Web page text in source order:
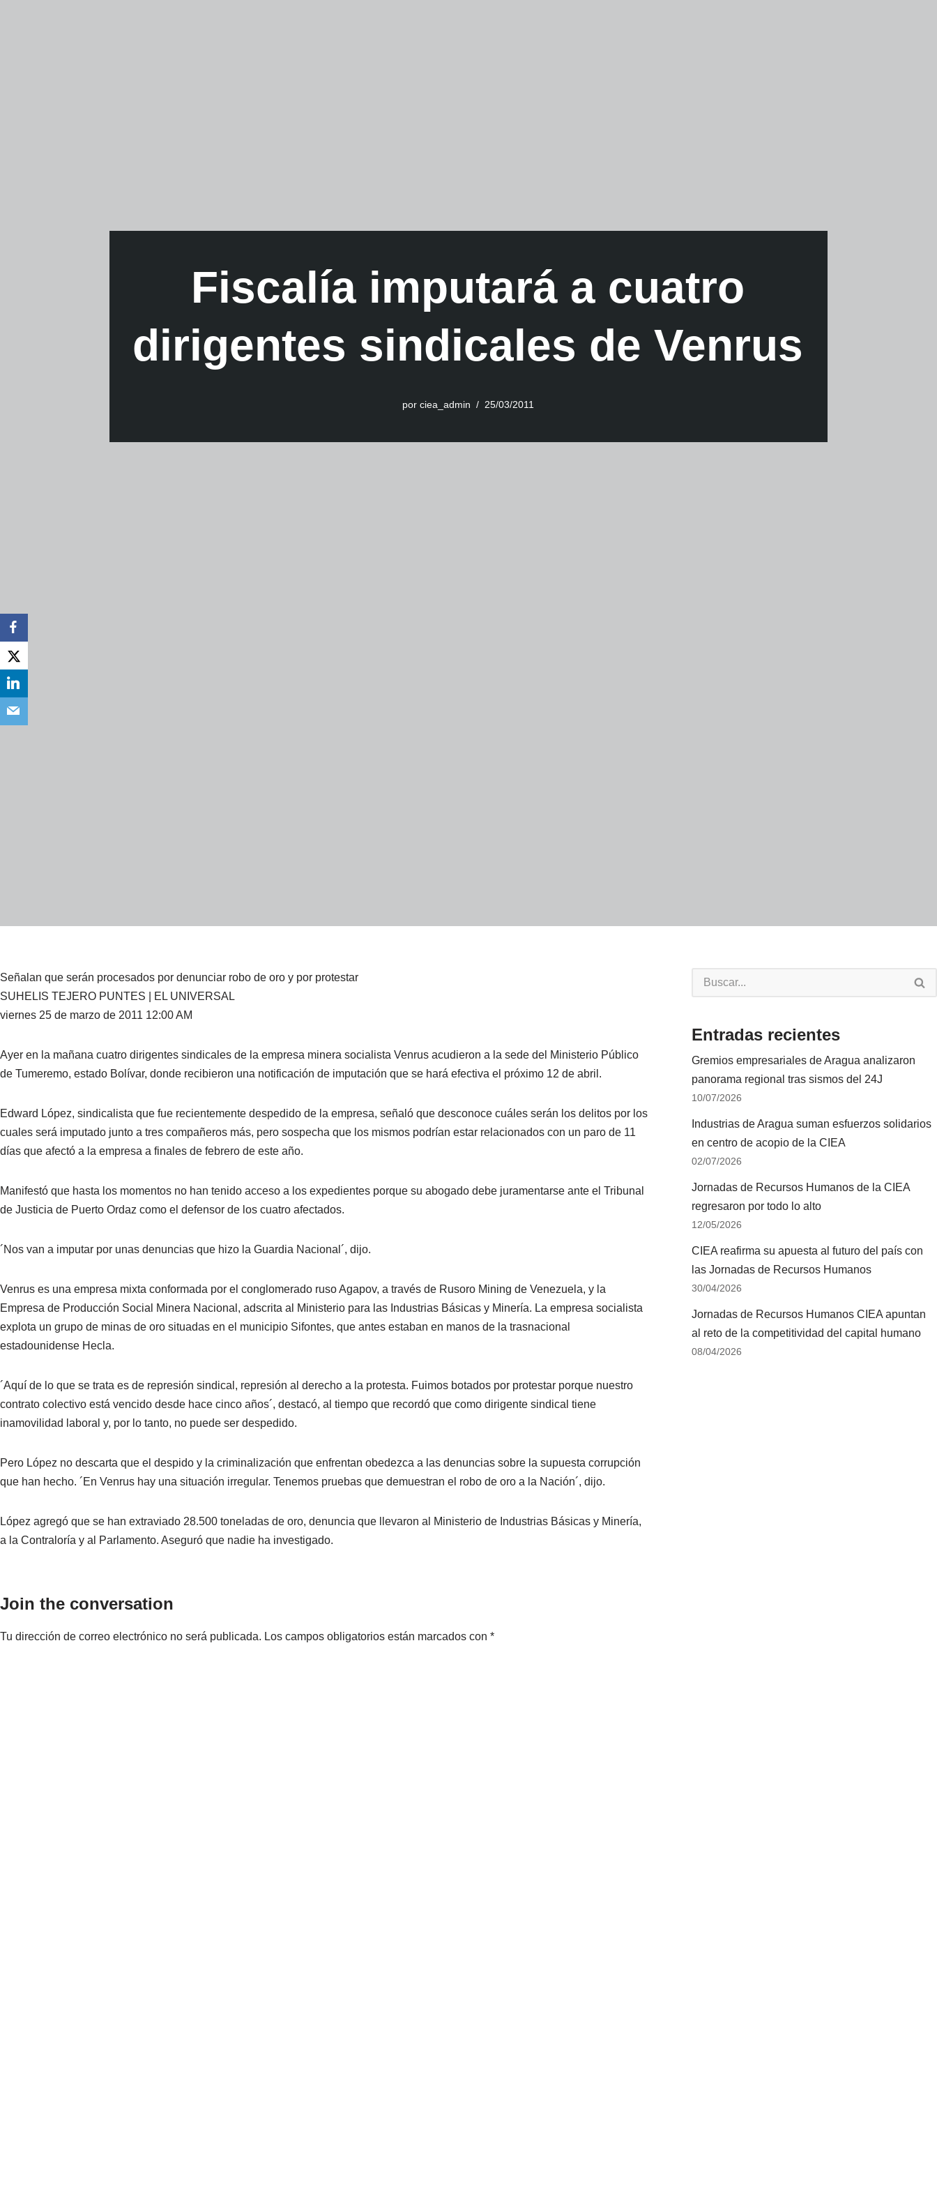
Fiscalía imputará a cuatro
dirigentes sindicales de Venrus
por ciea_admin 25/03/2011
Señalan que serán procesados por denunciar robo de oro y por protestar
SUHELIS TEJERO PUNTES | EL UNIVERSAL
viernes 25 de marzo de 2011 12:00 AM
Ayer en la mañana cuatro dirigentes sindicales de la empresa minera socialista Venrus acudieron a la sede del Ministerio Público
de Tumeremo, estado Bolívar, donde recibieron una notificación de imputación que se hará efectiva el próximo 12 de abril.
Edward López, sindicalista que fue recientemente despedido de la empresa, señaló que desconoce cuáles serán los delitos por los
cuales será imputado junto a tres compañeros más, pero sospecha que los mismos podrían estar relacionados con un paro de 11
días que afectó a la empresa a finales de febrero de este año.
Manifestó que hasta los momentos no han tenido acceso a los expedientes porque su abogado debe juramentarse ante el Tribunal
de Justicia de Puerto Ordaz como el defensor de los cuatro afectados.
´Nos van a imputar por unas denuncias que hizo la Guardia Nacional´, dijo.
Venrus es una empresa mixta conformada por el conglomerado ruso Agapov, a través de Rusoro Mining de Venezuela, y la
Empresa de Producción Social Minera Nacional, adscrita al Ministerio para las Industrias Básicas y Minería. La empresa socialista
explota un grupo de minas de oro situadas en el municipio Sifontes, que antes estaban en manos de la trasnacional
estadounidense Hecla.
´Aquí de lo que se trata es de represión sindical, represión al derecho a la protesta. Fuimos botados por protestar porque nuestro
contrato colectivo está vencido desde hace cinco años´, destacó, al tiempo que recordó que como dirigente sindical tiene
inamovilidad laboral y, por lo tanto, no puede ser despedido.
Pero López no descarta que el despido y la criminalización que enfrentan obedezca a las denuncias sobre la supuesta corrupción
que han hecho. ´En Venrus hay una situación irregular. Tenemos pruebas que demuestran el robo de oro a la Nación´, dijo.
López agregó que se han extraviado 28.500 toneladas de oro, denuncia que llevaron al Ministerio de Industrias Básicas y Minería,
a la Contraloría y al Parlamento. Aseguró que nadie ha investigado.
Join the conversation
Tu dirección de correo electrónico no será publicada. Los campos obligatorios están marcados con *
Entradas recientes
Gremios empresariales de Aragua analizaron
panorama regional tras sismos del 24J
10/07/2026
Industrias de Aragua suman esfuerzos solidarios
en centro de acopio de la CIEA
02/07/2026
Jornadas de Recursos Humanos de la CIEA
regresaron por todo lo alto
12/05/2026
CIEA reafirma su apuesta al futuro del país con
las Jornadas de Recursos Humanos
30/04/2026
Jornadas de Recursos Humanos CIEA apuntan
al reto de la competitividad del capital humano
08/04/2026